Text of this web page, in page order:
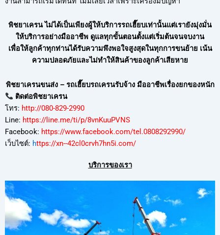
พิชยาเครน ไม่ได้เป็นเพียงผู้ให้บริการรถเฮี๊ยบเท่านั้นแต่เรายังมุ่งมั่น
ให้บริการอย่างมืออาชีพ ดูแลทุกขั้นตอนตั้งแต่เริ่มต้นจนจบงาน
เพื่อให้ลูกค้าทุกท่านได้รับความพึงพอใจสูงสุดในทุกการขนย้าย เน้น
ความปลอดภัยและไม่ทำให้สินค้าของลูกค้าเสียหาย
พิชยาเครนขนส่ง – รถเฮี๊ยบรถเครนรับจ้าง มืออาชีพเรื่องยกของหนัก
ติดต่อพิชยาเครน
โทร: http://080-829-2990
Line: https://line.me/ti/p/8vnKuuPVNS
Facebook: https://www.facebook.com/tel.0808292990/
เว็บไซต์: https://xn--42cl0crvh7hn5i.com/
บริการของเรา